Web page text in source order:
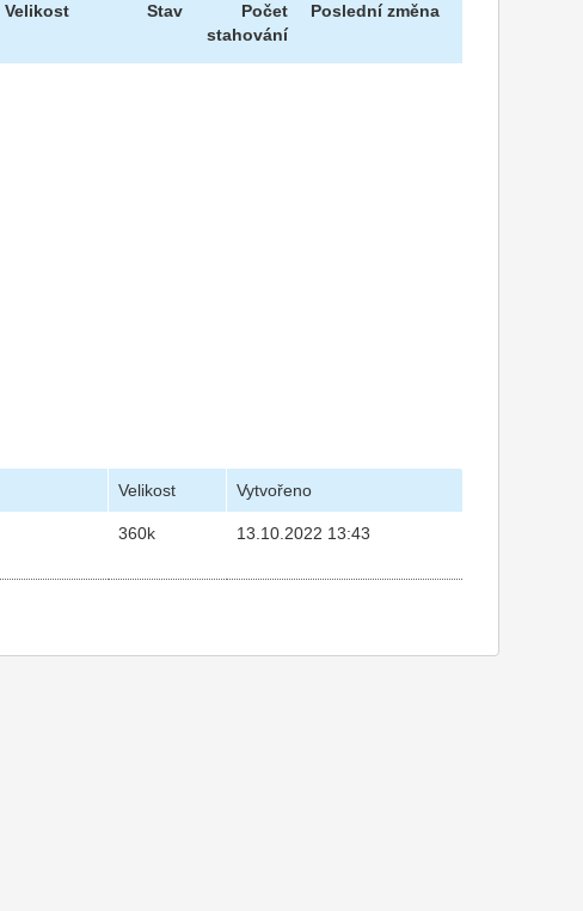
Velikost Stav
Počet
stahování
Poslední změna
Velikost Vytvořeno
360k 13.10.2022 13:43